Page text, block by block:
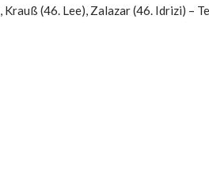
(46. Lee), Zalazar (46. Idrizi) –